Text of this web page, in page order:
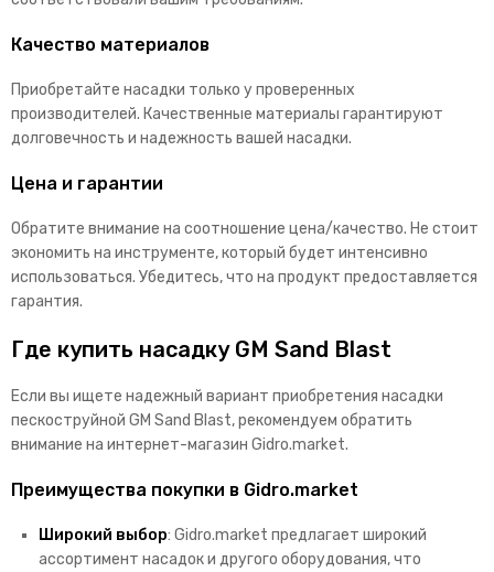
Качество материалов
Приобретайте насадки только у проверенных
производителей. Качественные материалы гарантируют
долговечность и надежность вашей насадки.
Цена и гарантии
Обратите внимание на соотношение цена/качество. Не стоит
экономить на инструменте, который будет интенсивно
использоваться. Убедитесь, что на продукт предоставляется
гарантия.
Где купить насадку GM Sand Blast
Если вы ищете надежный вариант приобретения насадки
пескоструйной GM Sand Blast, рекомендуем обратить
внимание на интернет-магазин Gidro.market.
Преимущества покупки в Gidro.market
Широкий выбор: Gidro.market предлагает широкий
ассортимент насадок и другого оборудования, что